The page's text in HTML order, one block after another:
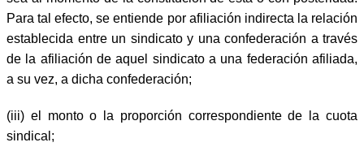
Para tal efecto, se entiende por afiliación indirecta la relación
establecida entre un sindicato y una confederación a través
de la afiliación de aquel sindicato a una federación afiliada,
a su vez, a dicha confederación;
(iii) el monto o la proporción correspondiente de la cuota
sindical;